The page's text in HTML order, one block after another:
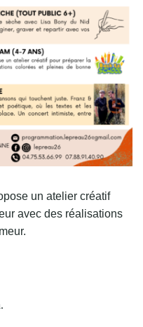
un atelier créatif
avec des réalisations